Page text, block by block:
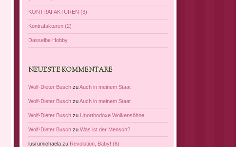
KONTRAFAKTUREN (3)
Kontrafakturen (2)
Dasselbe Hobby
NEUESTE KOMMENTARE
Wolf-Dieter Busch zuAuch in meinem Staat
Wolf-Dieter Busch zuAuch in meinem Staat
Wolf-Dieter Busch zu Unorthodoxe Wolkensöhne
Wolf-Dieter Busch zuWas ist der Mensch?
lusrumichaela zu Revolution, Baby! (6)